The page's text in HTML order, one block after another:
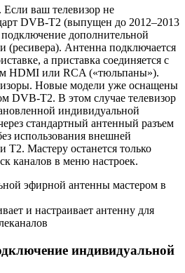
ваш телевизор не
DVB-T2 (выпущен до 2012–2013
подключение дополнительной
(ресивера). Антенна подключается
а приставка соединяется с
HDMI или RCA («тюльпаны»).
Новые модели уже оснащены
DVB-T2. В этом случае телевизор
индивидуальной
стандартный антенный разъем
использования внешней
Т2. Мастеру останется только
каналов в меню настроек.
и настраивает антенну для
индивидуальной